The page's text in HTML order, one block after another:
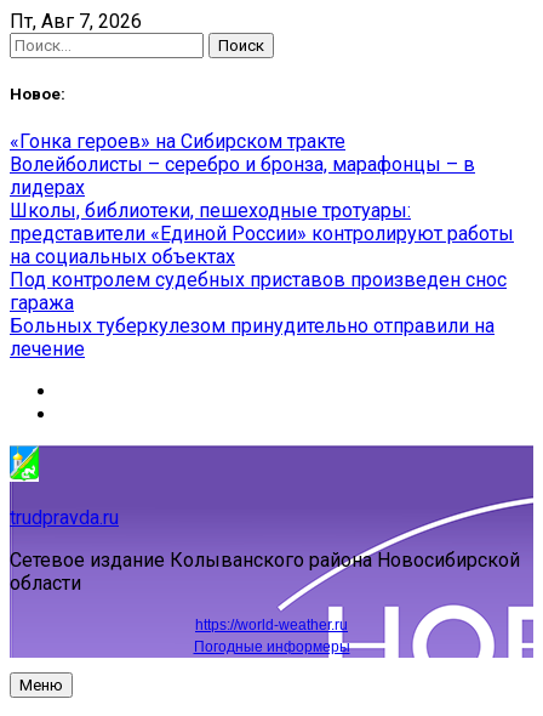
Skip
to
content
Пт, Авг 7, 2026
Найти:
Новое:
«Гонка героев» на Сибирском тракте
Волейболисты – серебро и бронза, марафонцы – в
лидерах
Школы, библиотеки, пешеходные тротуары:
представители «Единой России» контролируют работы
на социальных объектах
Под контролем судебных приставов произведен снос
гаража
Больных туберкулезом принудительно отправили на
лечение
trudpravda.ru
Сетевое издание Колыванского района Новосибирской
области
https://world-weather.ru
Погодные информеры
Меню